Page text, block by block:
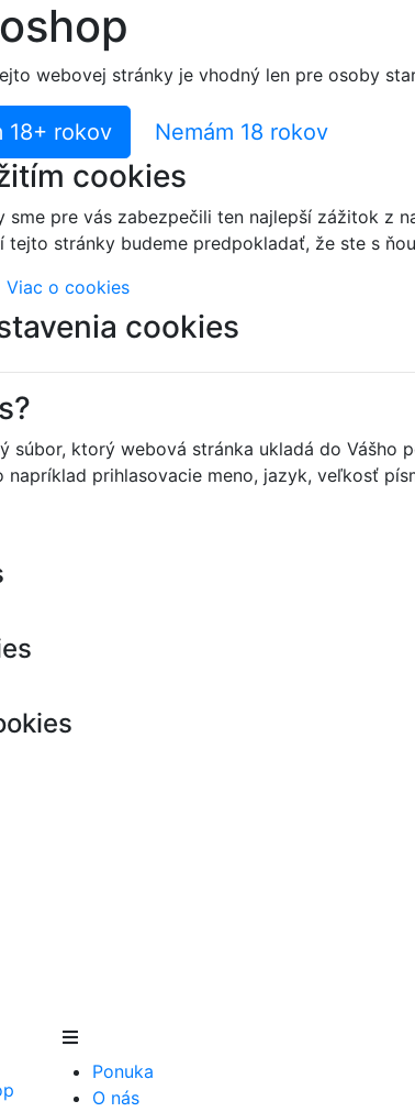
webovej stránky je vhodný len pre osoby
18+ rokov Nemám 18 rokov
cookies
sme pre vás zabezpečili ten najlepší zážitok z
tejto stránky budeme predpokladať, že ste s
Viac o cookies
cookies
súbor, ktorý webová stránka ukladá do Vášho
napríklad prihlasovacie meno, jazyk, veľkosť
Ponuka
O nás